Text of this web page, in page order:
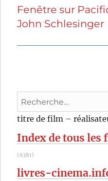
Publication
suivante :
Fenêtre sur
John Schlesinger
Recherche
pour
:
titre de film –
Index de tous les
(6381)
livres-